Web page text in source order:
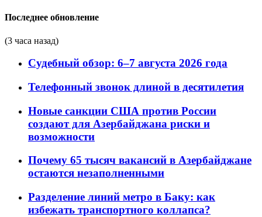
Последнее обновление
(3 часа назад)
Судебный обзор: 6–7 августа 2026 года
Телефонный звонок длиной в десятилетия
Новые санкции США против России
создают для Азербайджана риски и
возможности
Почему 65 тысяч вакансий в Азербайджане
остаются незаполненными
Разделение линий метро в Баку: как
избежать транспортного коллапса?